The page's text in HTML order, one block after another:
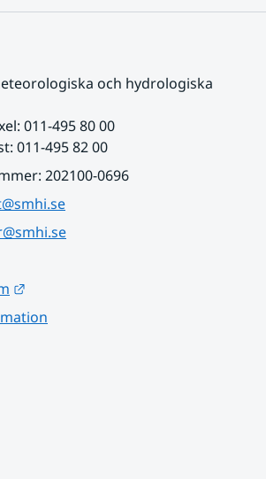
och hydrologiska
011-495 80 00
011-495 82 00
202100-0696